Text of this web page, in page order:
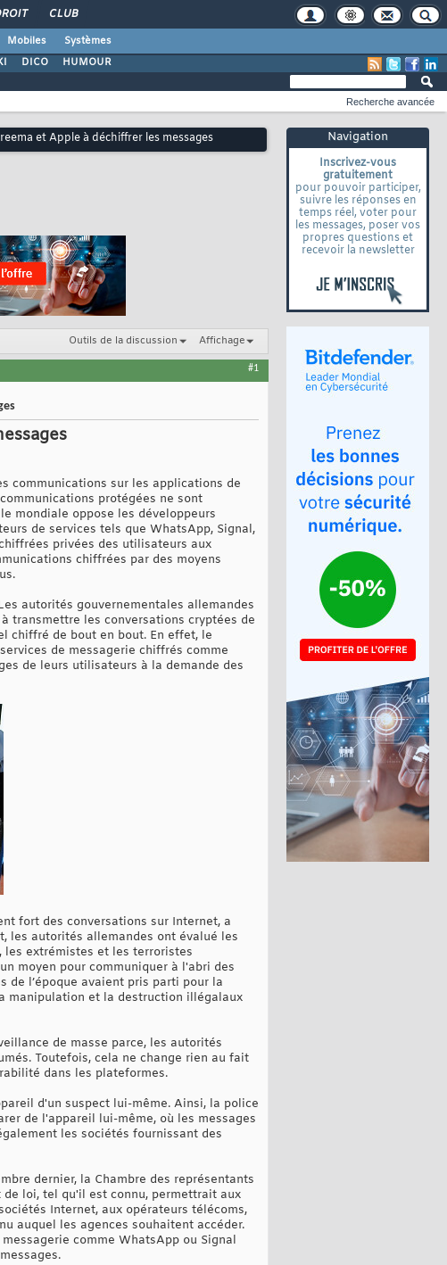
CLUB
Mobiles
Systèmes
DICO HUMOUR
Navigation
Inscrivez-vous
gratuitement
pour pouvoir participer,
suivre les réponses en
temps réel, voter pour
les messages, poser vos
propres questions et
recevoir la newsletter
Recherche avancée
et Apple à déchiffrer les messages
Outils de la discussion Affichage
#1
communications sur les applications de
protégées ne sont
mondiale oppose les développeurs
de services tels que WhatsApp, Signal,
privées des utilisateurs aux
chiffrées par des moyens
autorités gouvernementales allemandes
transmettre les conversations cryptées de
chiffré de bout en bout. En effet, le
de messagerie chiffrés comme
de leurs utilisateurs à la demande des
fort des conversations sur Internet, a
les autorités allemandes ont évalué les
les extrémistes et les terroristes
moyen pour communiquer à l'abri des
de l’époque avaient pris parti pour la
manipulation et la destruction illégalaux
de masse parce, les autorités
Toutefois, cela ne change rien au fait
dans les plateformes.
d'un suspect lui-même. Ainsi, la police
de l'appareil lui-même, où les messages
les sociétés fournissant des
dernier, la Chambre des représentants
de loi, tel qu'il est connu, permettrait aux
Internet, aux opérateurs télécoms,
auquel les agences souhaitent accéder.
comme WhatsApp ou Signal